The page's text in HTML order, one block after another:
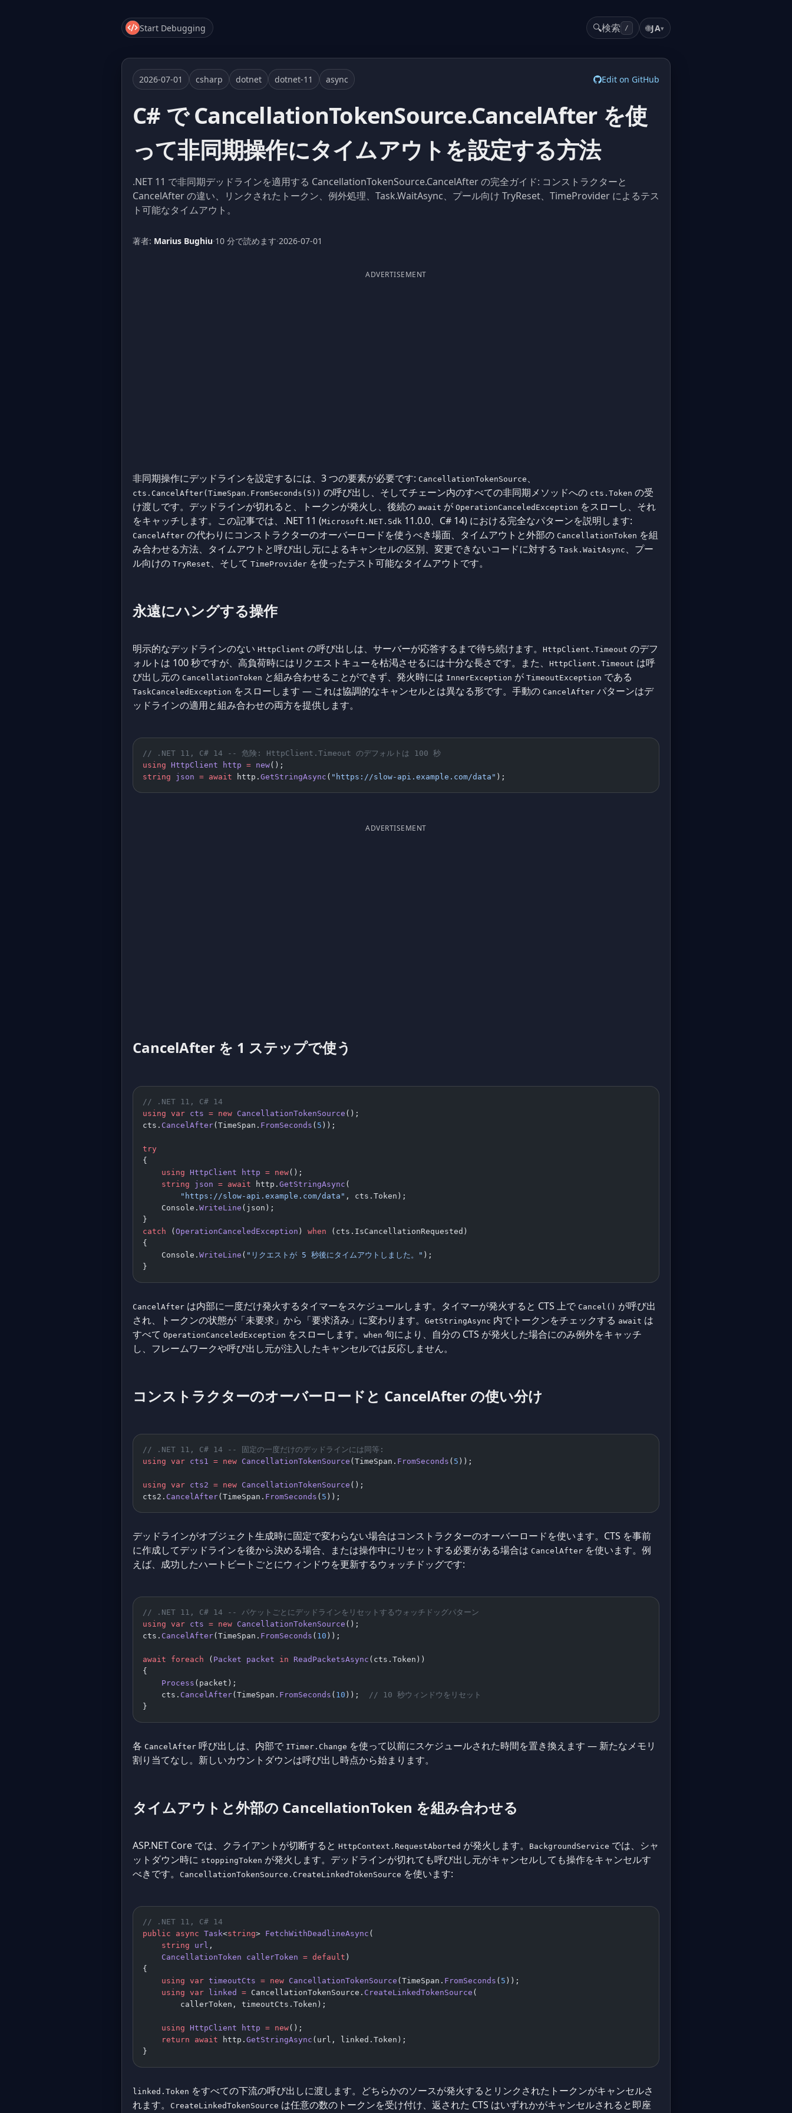
Start Debugging 🔍検索 / 🌐JA▾
2026-07-01 csharp dotnet dotnet-11 async Edit on GitHub
C# で CancellationTokenSource.CancelAfter を使
って非同期操作にタイムアウトを設定する方法
.NET 11 で非同期デッドラインを適用する CancellationTokenSource.CancelAfter の完全ガイド: コンストラクターと
CancelAfter の違い、リンクされたトークン、例外処理、Task.WaitAsync、プール向け TryReset、TimeProvider によるテス
ト可能なタイムアウト。
著者: Marius Bughiu·10 分で読めます·2026-07-01
ADVERTISEMENT
非同期操作にデッドラインを設定するには、3 つの要素が必要です: CancellationTokenSource 、
cts.CancelAfter(TimeSpan.FromSeconds(5)) の呼び出し、そしてチェーン内のすべての非同期メソッドへの cts.Token の受
け渡しです。デッドラインが切れると、トークンが発火し、後続の await が OperationCanceledException をスローし、それ
をキャッチします。この記事では、.NET 11 (Microsoft.NET.Sdk 11.0.0、C# 14) における完全なパターンを説明します:
CancelAfter の代わりにコンストラクターのオーバーロードを使うべき場面、タイムアウトと外部の CancellationToken を組
み合わせる方法、タイムアウトと呼び出し元によるキャンセルの区別、変更できないコードに対する Task.WaitAsync 、プー
ル向けの TryReset 、そして TimeProvider を使ったテスト可能なタイムアウトです。
永遠にハングする操作
明示的なデッドラインのない HttpClient の呼び出しは、サーバーが応答するまで待ち続けます。 HttpClient.Timeout のデフ
ォルトは 100 秒ですが、高負荷時にはリクエストキューを枯渇させるには十分な長さです。また、
HttpClient.Timeout は呼
び出し元の CancellationToken と組み合わせることができず、発火時には InnerException が TimeoutException である
TaskCanceledException をスローします — これは協調的なキャンセルとは異なる形です。手動の CancelAfter パターンはデ
ッドラインの適用と組み合わせの両方を提供します。
// .NET 11, C# 14 -- 危険: HttpClient.Timeout のデフォルトは 100 秒
using HttpClient http = new();
string json = await http. GetStringAsync ( "https://slow-api.example.com/data" );
ADVERTISEMENT
CancelAfter を 1 ステップで使う
// .NET 11, C# 14
using var cts = new CancellationTokenSource ();
cts. CancelAfter(TimeSpan. FromSeconds ( 5 ));
try
{
    using
HttpClient http = new();
    string
json = await http. GetStringAsync (
        "https://slow-api.example.com/data"
, cts.Token);
    Console.
WriteLine (json);
}
catch (OperationCanceledException ) when (cts.IsCancellationRequested)
{
    Console.
WriteLine ( "リクエストが 5 秒後にタイムアウトしました。" );
}
CancelAfter は内部に一度だけ発火するタイマーをスケジュールします。タイマーが発火すると CTS 上で Cancel() が呼び出
され、トークンの状態が「未要求」から「要求済み」に変わります。
GetStringAsync 内でトークンをチェックする await は
すべて OperationCanceledException をスローします。 when 句により、自分の CTS が発火した場合にのみ例外をキャッチ
し、フレームワークや呼び出し元が注入したキャンセルでは反応しません。
コンストラクターのオーバーロードと CancelAfter の使い分け
// .NET 11, C# 14 -- 固定の一度だけのデッドラインには同等:
using var cts1 = new CancellationTokenSource (TimeSpan. FromSeconds ( 5 ));
using var cts2 = new CancellationTokenSource ();
cts2. CancelAfter(TimeSpan. FromSeconds ( 5 ));
デッドラインがオブジェクト生成時に固定で変わらない場合はコンストラクターのオーバーロードを使います。CTS を事前
に作成してデッドラインを後から決める場合、または操作中にリセットする必要がある場合は CancelAfter を使います。例
えば、成功したハートビートごとにウィンドウを更新するウォッチドッグです:
// .NET 11, C# 14 -- パケットごとにデッドラインをリセットするウォッチドッグパターン
using var cts = new CancellationTokenSource ();
cts. CancelAfter(TimeSpan. FromSeconds ( 10 ));
await foreach ( Packet packet in ReadPacketsAsync (cts.Token))
{
    Process
(packet);
    cts.
CancelAfter(TimeSpan. FromSeconds ( 10 ));
// 10 秒ウィンドウをリセット
}
各 CancelAfter 呼び出しは、内部で ITimer.Change を使って以前にスケジュールされた時間を置き換えます — 新たなメモリ
割り当てなし。新しいカウントダウンは呼び出し時点から始まります。
タイムアウトと外部の CancellationToken を組み合わせる
ASP.NET Core では、クライアントが切断すると HttpContext.RequestAborted が発火します。 BackgroundService では、シャ
ットダウン時に stoppingToken が発火します。デッドラインが切れても呼び出し元がキャンセルしても操作をキャンセルす
べきです。
CancellationTokenSource.CreateLinkedTokenSource を使います:
// .NET 11, C# 14
public async Task<string> FetchWithDeadlineAsync (
    string
url ,
    CancellationToken
callerToken = default )
{
    using
var timeoutCts = new CancellationTokenSource (TimeSpan. FromSeconds ( 5 ));
    using
var linked = CancellationTokenSource. CreateLinkedTokenSource (
        callerToken, timeoutCts.Token);
    using
HttpClient http = new();
    return
await http. GetStringAsync (url, linked.Token);
}
linked.Token をすべての下流の呼び出しに渡します。どちらかのソースが発火するとリンクされたトークンがキャンセルさ
れます。
CreateLinkedTokenSource は任意の数のトークンを受け付け、返された CTS はいずれかがキャンセルされると即座